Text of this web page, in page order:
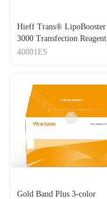
Hieff Trans® LipoBooster
3000 Transfection Reagent
Lipo3000转染试剂
40801ES
Gold Band Plus 3-color